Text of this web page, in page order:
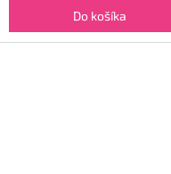
Do košíka